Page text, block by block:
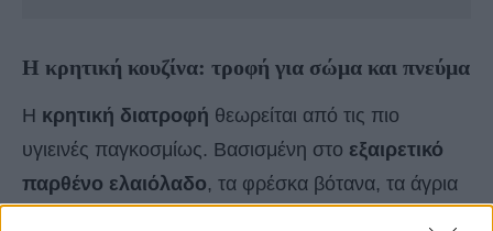
Η κρητική κουζίνα: τροφή για σώμα και πνεύμα
Η κρητική διατροφή θεωρείται από τις πιο
υγιεινές παγκοσμίως. Βασισμένη στο εξαιρετικό
παρθένο ελαιόλαδο, τα φρέσκα βότανα, τα άγρια